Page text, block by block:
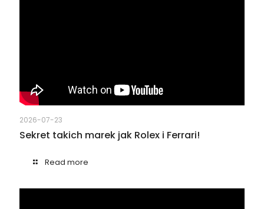
2026-07-23
Sekret takich marek jak Rolex i Ferrari!
Read more